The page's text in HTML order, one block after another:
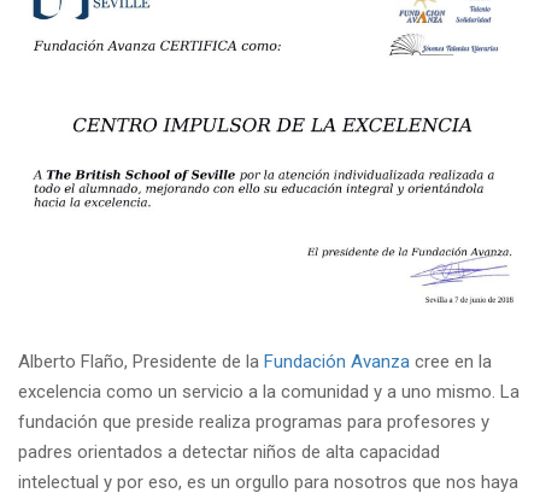
Alberto Flaño, Presidente de la Fundación Avanza cree en la
excelencia como un servicio a la comunidad y a uno mismo. La
fundación que preside realiza programas para profesores y
padres orientados a detectar niños de alta capacidad
intelectual y por eso, es un orgullo para nosotros que nos haya